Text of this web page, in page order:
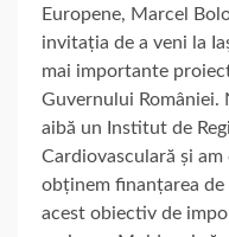
Europene, Marcel
invitația de a veni la
mai importante
Guvernului României.
aibă un Institut de
Cardiovasculară și
obținem finanțarea de
acest obiectiv de